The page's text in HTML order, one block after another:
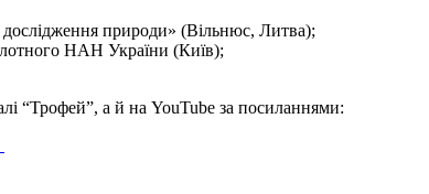
природи» (Вільнюс, Литва);
НАН України (Київ);
“Трофей”, а й на YouTube за посиланнями: